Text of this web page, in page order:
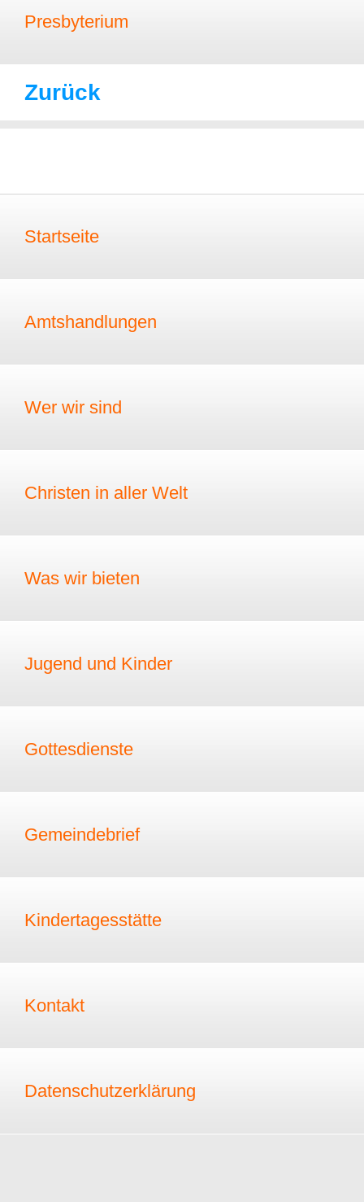
Presbyterium
Zurück
Startseite
Amtshandlungen
Wer wir sind
Christen in aller Welt
Was wir bieten
Jugend und Kinder
Gottesdienste
Gemeindebrief
Kindertagesstätte
Kontakt
Datenschutzerklärung